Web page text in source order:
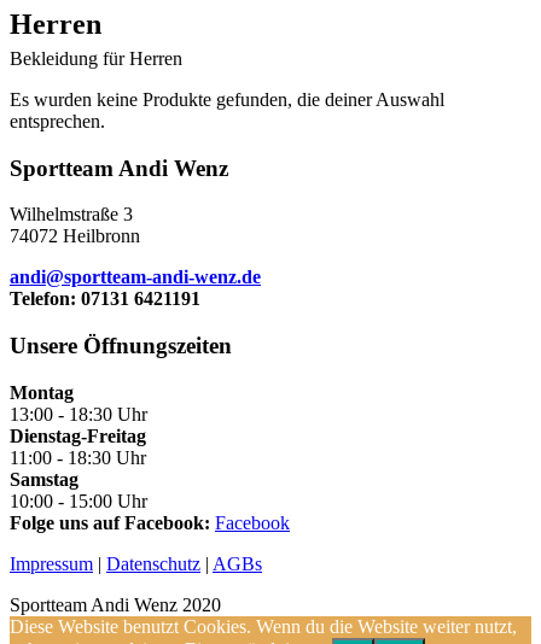
Herren
Bekleidung für Herren
Es wurden keine Produkte gefunden, die deiner Auswahl
entsprechen.
Sportteam Andi Wenz
Wilhelmstraße 3
74072 Heilbronn
andi@sportteam-andi-wenz.de
Telefon: 07131 6421191
Unsere Öffnungszeiten
Montag
13:00 - 18:30 Uhr
Dienstag-Freitag
11:00 - 18:30 Uhr
Samstag
10:00 - 15:00 Uhr
Folge uns auf Facebook: Facebook
Impressum | Datenschutz | AGBs
Sportteam Andi Wenz 2020
Diese Website benutzt Cookies. Wenn du die Website weiter nutzt,